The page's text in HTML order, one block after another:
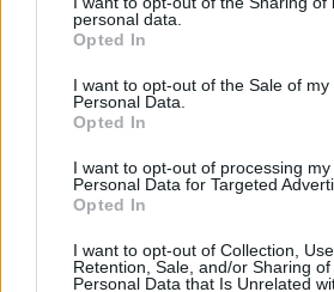
personal data.
Opted In
I want to opt-out of the Sale of my
Personal Data.
Opted In
I want to opt-out of processing my
Personal Data for Targeted
Opted In
I want to opt-out of Collection, Use,
Retention, Sale, and/or Sharing of
Personal Data that Is Unrelated
Žinios | Lietuvos diena
„Vilmorus“: koronaviruso
Žinios | Lietuvos diena
Sulig koronaviruso smūgiu – A.